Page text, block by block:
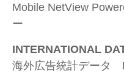
Mobile NetView
ー
INTERNATIONAL
海外広告統計データ